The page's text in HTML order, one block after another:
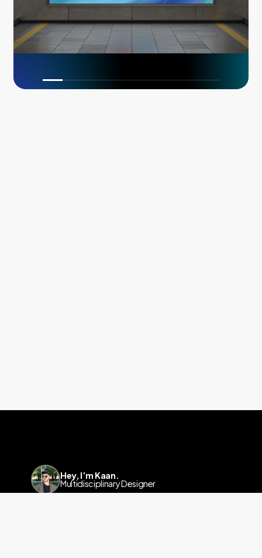
Hey, I’m Kaan.
Multidisciplinary Designer